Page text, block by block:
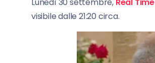
visibile dalle 21:20 circa.